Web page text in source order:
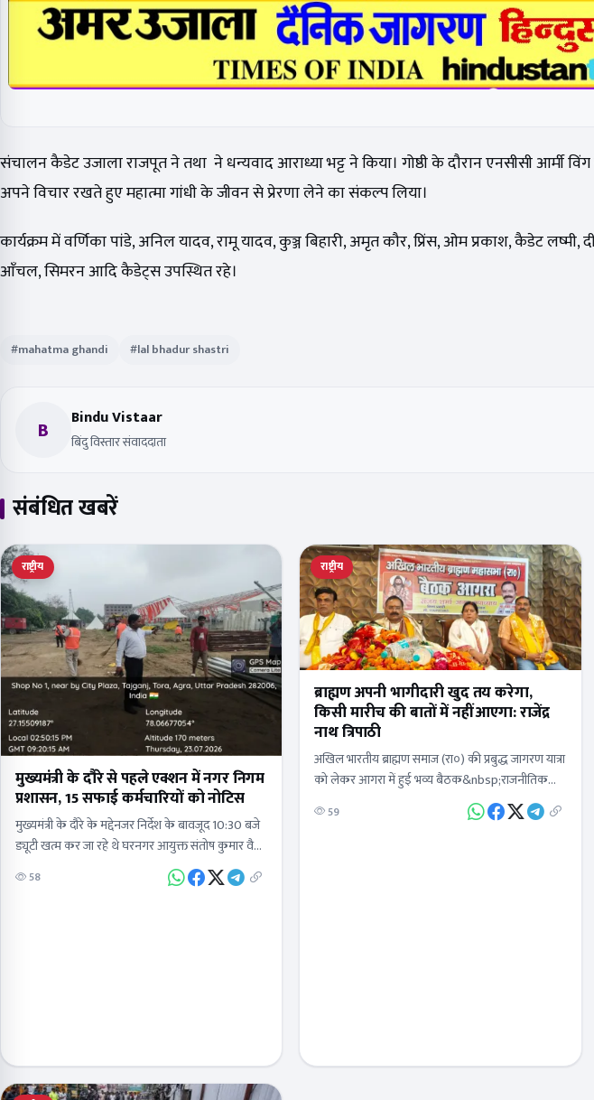
संचालन कैडेट उजाला राजपूत ने तथा ने धन्यवाद आराध्या भट्ट ने किया। गोष्ठी के दौरान एनसीसी आर्मी
अपने विचार रखते हुए महात्मा गांधी के जीवन से प्रेरणा लेने का संकल्प लिया।
कार्यक्रम में वर्णिका पांडे, अनिल यादव, रामू यादव, कुञ्ज बिहारी, अमृत कौर, प्रिंस, ओम प्रकाश, कैडेट
आँचल, सिमरन आदि कैडेट्स उपस्थित रहे।
#mahatma ghandi #lal bhadur shastri
B Bindu Vistaar
बिंदु विस्तार संवाददाता
संबंधित खबरें
राष्ट्रीय
मुख्यमंत्री के दौरे से पहले एक्शन में नगर निगम
प्रशासन, 15 सफाई कर्मचारियों को नोटिस
मुख्यमंत्री के दौरे के मद्देनजर निर्देश के बावजूद 10:30 बजे
ड्यूटी खत्म कर जा रहे थे घरनगर आयुक्त संतोष कुमार वैश्य
58
राष्ट्रीय
ब्राह्मण अपनी भागीदारी खुद तय करेगा,
किसी मारीच की बातों में नहीं आएगा: राजेंद्र
नाथ त्रिपाठी
अखिल भारतीय ब्राह्मण समाज (रा०) की प्रबुद्ध जागरण यात्रा
को लेकर आगरा में हुई भव्य बैठक&nbsp;राजनीतिक
दलों पर जमकर बरसे राष्ट्रीय अध्यक्ष, कहा- बिना ब्राह्मणों के
कोई नहीं…
59